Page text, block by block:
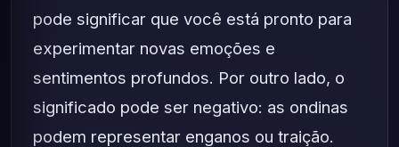
pode significar que você está pronto para
experimentar novas emoções e
sentimentos profundos. Por outro lado, o
significado pode ser negativo: as ondinas
podem representar enganos ou traição.